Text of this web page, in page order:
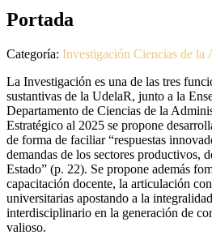
Portada
Categoría: Investigación Ciencias de la
La Investigación es una de las tres
sustantivas de la UdelaR, junto a la
Departamento de Ciencias de la
Estratégico al 2025 se propone
de forma de faciliar “respuestas
demandas de los sectores productivos,
Estado” (p. 22). Se propone además
capacitación docente, la articulación
universitarias apostando a la
interdisciplinario en la generación de
valioso.